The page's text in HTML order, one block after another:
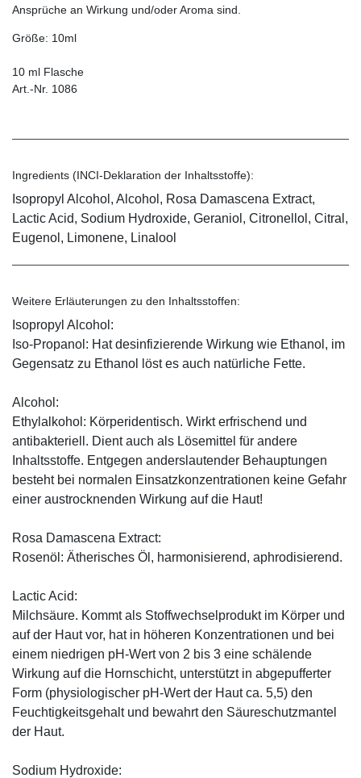
Ansprüche an Wirkung und/oder Aroma sind.
Größe: 10ml
10 ml Flasche
Art.-Nr. 1086
Ingredients (INCI-Deklaration der Inhaltsstoffe):
Isopropyl Alcohol, Alcohol, Rosa Damascena Extract,
Lactic Acid, Sodium Hydroxide, Geraniol, Citronellol, Citral,
Eugenol, Limonene, Linalool
Weitere Erläuterungen zu den Inhaltsstoffen:
Isopropyl Alcohol:
Iso-Propanol: Hat desinfizierende Wirkung wie Ethanol, im
Gegensatz zu Ethanol löst es auch natürliche Fette.
Alcohol:
Ethylalkohol: Körperidentisch. Wirkt erfrischend und
antibakteriell. Dient auch als Lösemittel für andere
Inhaltsstoffe. Entgegen anderslautender Behauptungen
besteht bei normalen Einsatzkonzentrationen keine Gefahr
einer austrocknenden Wirkung auf die Haut!
Rosa Damascena Extract:
Rosenöl: Ätherisches Öl, harmonisierend, aphrodisierend.
Lactic Acid:
Milchsäure. Kommt als Stoffwechselprodukt im Körper und
auf der Haut vor, hat in höheren Konzentrationen und bei
einem niedrigen pH-Wert von 2 bis 3 eine schälende
Wirkung auf die Hornschicht, unterstützt in abgepufferter
Form (physiologischer pH-Wert der Haut ca. 5,5) den
Feuchtigkeitsgehalt und bewahrt den Säureschutzmantel
der Haut.
Sodium Hydroxide: